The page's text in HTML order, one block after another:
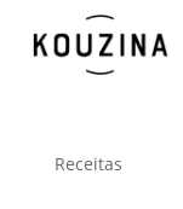
Receitas